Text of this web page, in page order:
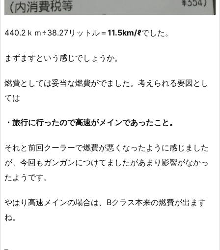
440.2ｋｍ÷38.27リットル＝ 11.5km/ℓでした。
まずますという感じでしょうか。
燃費としては妥当な燃費がでました。考えられる要因とし
ては
・旅行に行ったので高速がメインであったこと。
それと前回クーラーで燃費が悪くなったように感じました
が、今回もガンガンにつけてましたがあまり影響がなかっ
たようです。
やはり高速メインの場合は、Bクラス本来の燃費が出ます
ね。